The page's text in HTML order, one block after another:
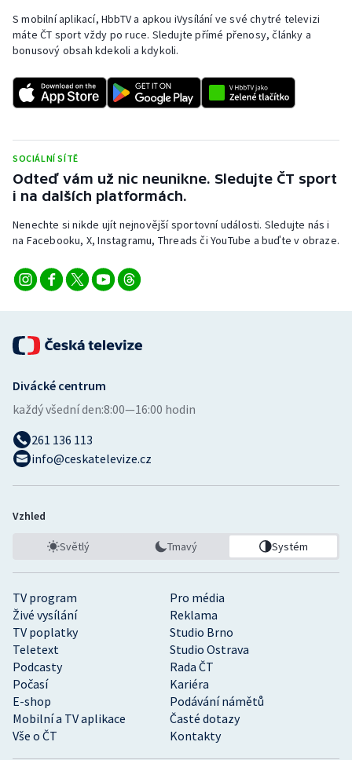
S mobilní aplikací, HbbTV a apkou iVysílání ve své chytré televizi
máte ČT sport vždy po ruce. Sledujte přímé přenosy, články a
bonusový obsah kdekoli a kdykoli.
SOCIÁLNÍ SÍTĚ
Odteď vám už nic neunikne. Sledujte ČT sport
i na dalších platformách.
Nenechte si nikde ujít nejnovější sportovní události. Sledujte nás i
na Facebooku, X, Instagramu, Threads či YouTube a buďte v obraze.
TV program
Pro média
Živé vysílání
Reklama
TV poplatky
Studio Brno
Teletext
Studio Ostrava
Podcasty
Rada ČT
Počasí
Kariéra
E-shop
Podávání námětů
Mobilní a TV aplikace
Časté dotazy
Vše o ČT
Kontakty
Divácké centrum
každý všední den:8:00—16:00 hodin
261 136 113
info@ceskatelevize.cz
Vzhled
Světlý Tmavý Systém